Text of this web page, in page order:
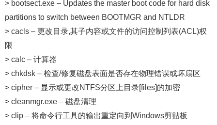
> bootsect.exe – Updates the master boot code for hard disk
partitions to switch between BOOTMGR and NTLDR
> cacls – 更改目录,其子内容或文件的访问控制列表(ACL)权
限
> calc – 计算器
> chkdsk – 检查/修复磁盘表面是否存在物理错误或坏扇区
> cipher – 显示或更改NTFS分区上目录[files]的加密
> cleanmgr.exe – 磁盘清理
> clip – 将命令行工具的输出重定向到Windows剪贴板